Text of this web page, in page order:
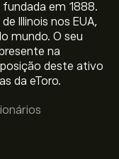
em 1888.
Illinois nos EUA,
mundo. O seu
na
posição deste ativo
da eToro.
é 134.50‎$‎.
de analistas